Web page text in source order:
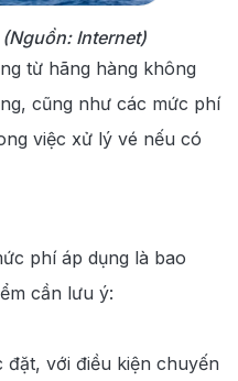
Internet)
từ hãng hàng không
cũng như các mức phí
việc xử lý vé nếu có
phí áp dụng là bao
cần lưu ý:
với điều kiện chuyến